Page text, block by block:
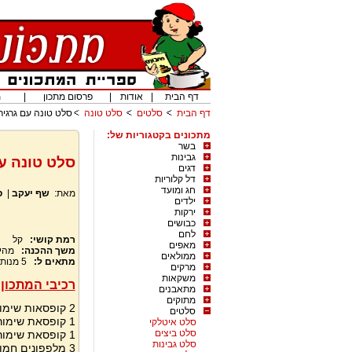
דף הבית אודות פרסום מתכון
דף הבית
סלטים סלט טונה
סלט טונה עם
מתכונים בקטגוריות של:
בשר
גבינות
דגים
דל קלוריות
חג ומועד
ילדים
ירקות
כבושים
לחם
מאפים
ממולאים
מרקים
משקאות
מתאבנים
מתוקים
סלטים
סלט איטלקי
סלט ביצים
סלט גבינות
סלט טונה
מאת: שף יעקב |
רמת קושי:
קל
משך ההכנה:
מתאים ל:
5 מנות
רכיבי
2 קופסאות שימורי טונה מומלץ סטארקיסט
1 קופסאת שימורי תירס ללא נוזלים
1 קופסאת שימורי פטריות שמפיניון פרוסות
3 מלפפונים חמוצים חתוכים לקוביות קטנות